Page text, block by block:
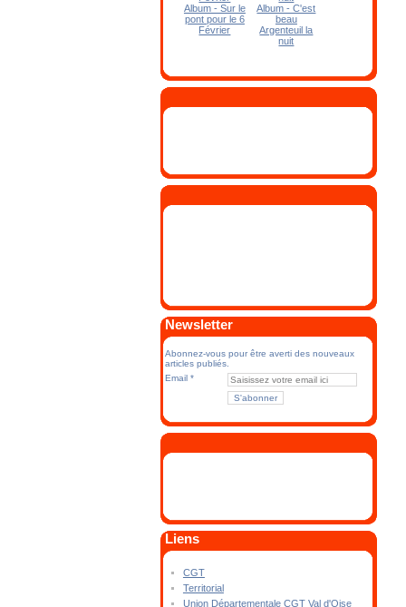
Album - Sur le
pont pour le 6
Février
Album - C'est
beau
Argenteuil la
nuit
Newsletter
Abonnez-vous pour être averti des nouveaux
articles publiés.
Email
Liens
CGT
Territorial
Union Départementale CGT Val d'Oise